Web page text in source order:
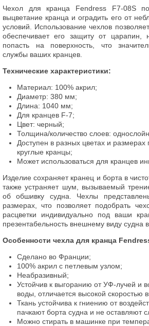
Чехол для кранца Fendress F7-08S
выцветание кранца и оградить его от
условий. Использование чехлов
обеспечивает его защиту от царапин,
попасть на поверхность, что
службы ваших кранцев.
Технические характеристики:
Материал: 100% акрил;
Диаметр: 380 мм;
Длина: 1040 мм;
Для кранцев F-7;
Цвет: черный;
Толщина/количество слоев:
Доступен в разных цветах и
круглые кранцы;
Может использоваться для кранцев
Изделие сохраняет кранец и борта в
также устраняет шум, вызываемый
об обшивку судна. Чехлы
размерах, что позволяет подобрать
расцветки индивидуально под ваши
презентабельность внешнему виду судна
Особенности чехла для кранца
Сделано во Франции;
100% акрил с петлевым узлом;
Неабразивный;
Устойчив к выгоранию от УФ-лучей и
воды, отличается высокой скоростью
Ткань устойчива к гниению от
пачкают борта судна и не оставляют
Можно стирать в машинке при